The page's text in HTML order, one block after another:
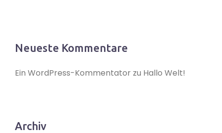
Neueste Kommentare
Ein WordPress-Kommentator zu Hallo Welt!
Archiv